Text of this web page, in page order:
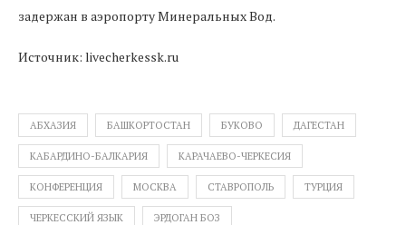
задержан в аэропорту Минеральных Вод.
Источник: livecherkessk.ru
АБХАЗИЯ БАШКОРТОСТАН БУКОВО ДАГЕСТАН
КАБАРДИНО-БАЛКАРИЯ КАРАЧАЕВО-ЧЕРКЕСИЯ
КОНФЕРЕНЦИЯ МОСКВА СТАВРОПОЛЬ ТУРЦИЯ
ЧЕРКЕССКИЙ ЯЗЫК ЭРДОГАН БОЗ